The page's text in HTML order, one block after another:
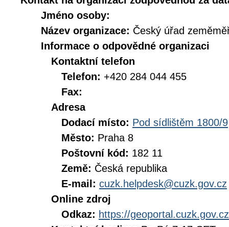
Jméno osoby:
Název organizace: Český úřad
Informace o odpovědné organizaci
Kontaktní telefon
Telefon: +420 284 044 455
Fax:
Adresa
Dodací místo: Pod sídlištěm 1800/9
Město: Praha 8
Poštovní kód: 182 11
Země: Česká republika
E-mail: cuzk.helpdesk@cuzk.gov.cz
Online zdroj
Odkaz: https://geoportal.cuzk.gov.cz